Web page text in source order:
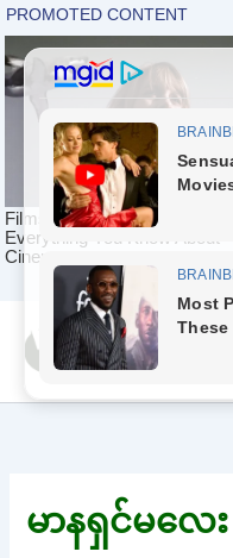
content
မာနရှင်မလေး